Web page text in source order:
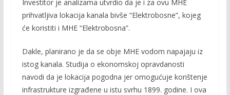
Investitor je analizama utvrdio da je i za ovu MHE
prihvatljiva lokacija kanala bivše “Elektrobosne”, kojeg
će koristiti i MHE “Elektrobosna”.
Dakle, planirano je da se obje MHE vodom napajaju iz
istog kanala. Studija o ekonomskoj opravdanosti
navodi da je lokacija pogodna jer omogućuje korištenje
infrastrukture izgrađene u istu svrhu 1899. godine. I ova